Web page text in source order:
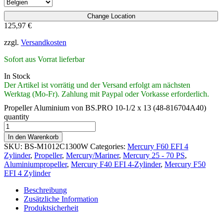
Change Location
125,97 €
zzgl. Versandkosten
Sofort aus Vorrat lieferbar
In Stock
Der Artikel ist vorrätig und der Versand erfolgt am nächsten
Werktag (Mo-Fr). Zahlung mit Paypal oder Vorkasse erforderlich.
Propeller Aluminium von BS.PRO 10-1/2 x 13 (48-816704A40)
quantity
In den Warenkorb
SKU: BS-M1012C1300W Categories: Mercury F60 EFI 4
Zylinder, Propeller, Mercury/Mariner, Mercury 25 - 70 PS,
Aluminiumpropeller, Mercury F40 EFI 4-Zylinder, Mercury F50
EFI 4 Zylinder
Beschreibung
Zusätzliche Information
Produktsicherheit